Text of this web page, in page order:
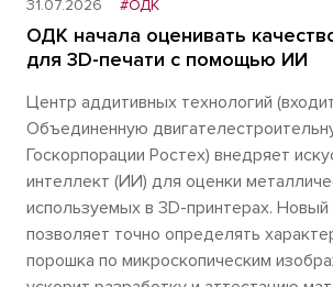
31.07.2026 #ОДК
ОДК начала оценивать
для 3D-печати с помощью ИИ
Центр аддитивных технологий
Объединенную
Госкорпорации Ростех) внедряет
интеллект (ИИ) для оценки
используемых в 3D-принтерах.
позволяет точно определять
порошка по микроскопическим